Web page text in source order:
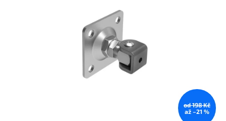
od 198 Kč
až –21 %